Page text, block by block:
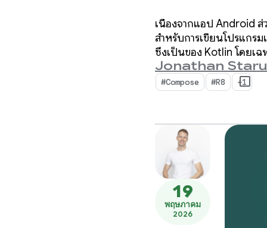
เนื่องจากแอป Android
สำหรับการเขียนโปรแกร
ซึ่งเป็นของ Kotlin โดยเฉ
Jonathan
#Compose #R8 +1
19
พฤษภาคม
2026